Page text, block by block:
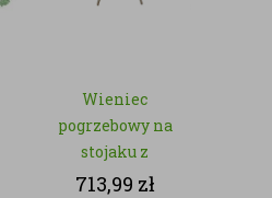
Wieniec
pogrzebowy na
stojaku z
czerwonych róż
713,99 zł